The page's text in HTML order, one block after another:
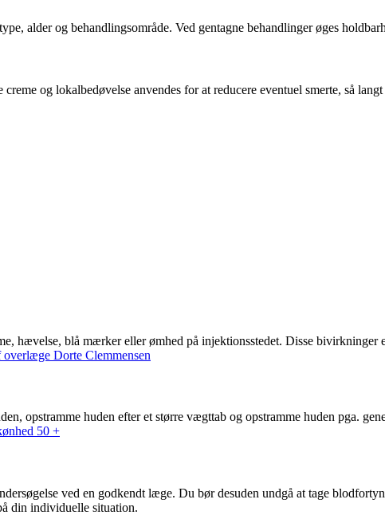
alder og behandlingsområde. Ved gentagne behandlinger øges
og lokalbedøvelse anvendes for at reducere eventuel smerte, så
hævelse, blå mærker eller ømhed på injektionsstedet. Disse
Dorte Clemmensen
opstramme huden efter et større vægttab og opstramme huden pga.
50 +
ved en godkendt læge. Du bør desuden undgå at tage
din individuelle situation.